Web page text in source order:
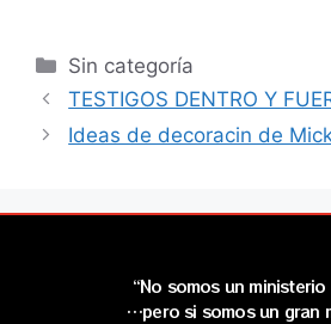
Sin categoría
TESTIGOS DENTRO Y
Ideas de decoracin de
“No somos un
…pero si somos un gran